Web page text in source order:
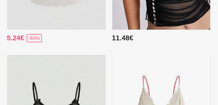
5.24€ -50% 11.48€